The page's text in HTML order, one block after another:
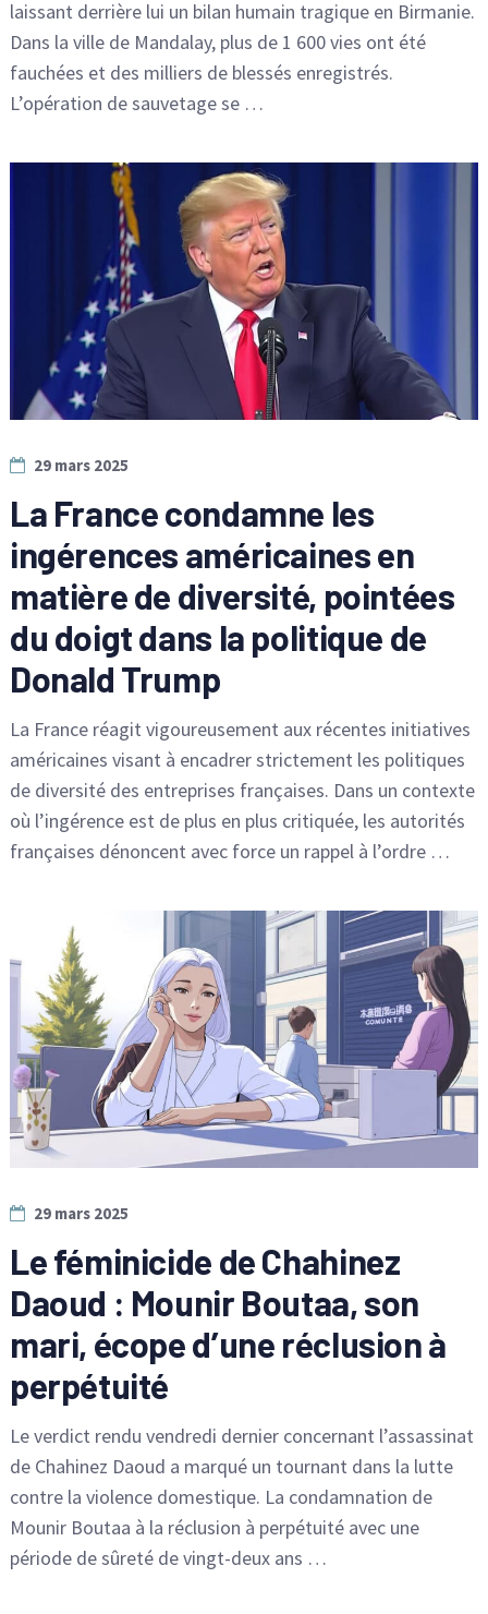
laissant derrière lui un bilan humain tragique en Birmanie.
Dans la ville de Mandalay, plus de 1 600 vies ont été
fauchées et des milliers de blessés enregistrés.
L’opération de sauvetage se …
29 mars 2025
La France condamne les
ingérences américaines en
matière de diversité, pointées
du doigt dans la politique de
Donald Trump
La France réagit vigoureusement aux récentes initiatives
américaines visant à encadrer strictement les politiques
de diversité des entreprises françaises. Dans un contexte
où l’ingérence est de plus en plus critiquée, les autorités
françaises dénoncent avec force un rappel à l’ordre …
29 mars 2025
Le féminicide de Chahinez
Daoud : Mounir Boutaa, son
mari, écope d’une réclusion à
perpétuité
Le verdict rendu vendredi dernier concernant l’assassinat
de Chahinez Daoud a marqué un tournant dans la lutte
contre la violence domestique. La condamnation de
Mounir Boutaa à la réclusion à perpétuité avec une
période de sûreté de vingt-deux ans …